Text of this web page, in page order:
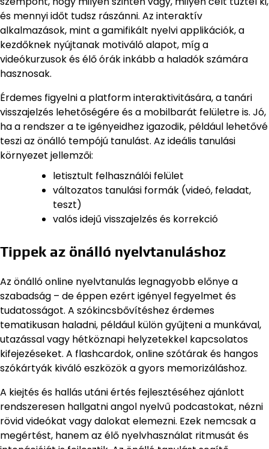
és mennyi időt tudsz rászánni. Az interaktív
alkalmazások, mint a gamifikált nyelvi applikációk, a
kezdőknek nyújtanak motiváló alapot, míg a
videókurzusok és élő órák inkább a haladók számára
hasznosak.
Érdemes figyelni a platform interaktivitására, a tanári
visszajelzés lehetőségére és a mobilbarát felületre is. Jó,
ha a rendszer a te igényeidhez igazodik, például lehetővé
teszi az önálló tempójú tanulást. Az ideális tanulási
környezet jellemzői:
letisztult felhasználói felület
változatos tanulási formák (videó, feladat,
teszt)
valós idejű visszajelzés és korrekció
Tippek az önálló nyelvtanuláshoz
Az önálló online nyelvtanulás legnagyobb előnye a
szabadság – de éppen ezért igényel fegyelmet és
tudatosságot. A szókincsbővítéshez érdemes
tematikusan haladni, például külön gyűjteni a munkával,
utazással vagy hétköznapi helyzetekkel kapcsolatos
kifejezéseket. A flashcardok, online szótárak és hangos
szókártyák kiváló eszközök a gyors memorizáláshoz.
A kiejtés és hallás utáni értés fejlesztéséhez ajánlott
rendszeresen hallgatni angol nyelvű podcastokat, nézni
rövid videókat vagy dalokat elemezni. Ezek nemcsak a
megértést, hanem az élő nyelvhasználat ritmusát és